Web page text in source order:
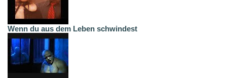
Wenn du aus dem Leben schwindest